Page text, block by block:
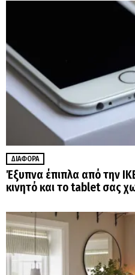
ΔΙΆΦΟΡΑ
Έξυπνα έπιπλα από την
κινητό και το tablet σας